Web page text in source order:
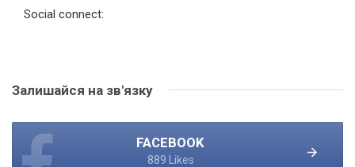
Social connect:
Залишайся на зв'язку
FACEBOOK
889 Likes